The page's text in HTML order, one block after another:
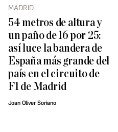
MADRID
54 metros de altura y
un paño de 16 por 25:
así luce la bandera de
España más grande del
país en el circuito de
F1 de Madrid
Joan Oliver Soriano